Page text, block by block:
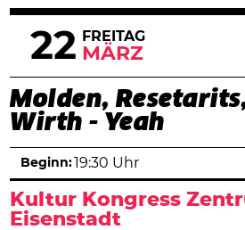
22 FREITAG
MÄRZ
Molden,
Wirth - Yeah
Kultur Kongress
Eisenstadt
Beginn: 19:30 Uhr